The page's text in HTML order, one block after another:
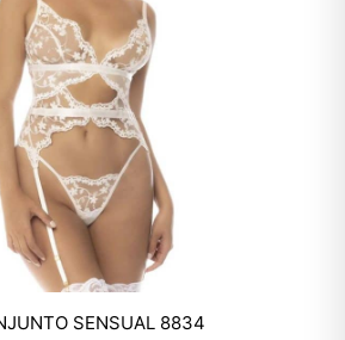
SENSUAL 8834
- Lencería y Ropa